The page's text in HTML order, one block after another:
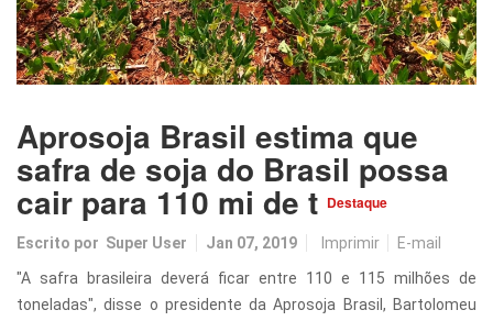
Aprosoja Brasil estima que
safra de soja do Brasil possa
cair para 110 mi de t Destaque
Escrito por Super User Jan 07, 2019 Imprimir E-mail
"A safra brasileira deverá ficar entre 110 e 115 milhões de
toneladas", disse o presidente da Aprosoja Brasil, Bartolomeu